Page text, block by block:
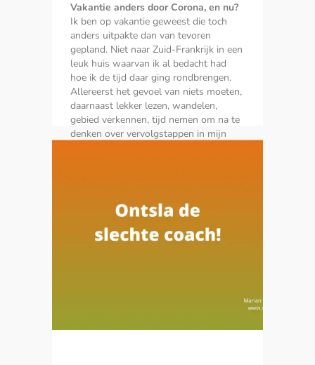
Vakantie anders door Corona, en nu?
Ik ben op vakantie geweest die toch
anders uitpakte dan van tevoren
gepland. Niet naar Zuid-Frankrijk in een
leuk huis waarvan ik al bedacht had
hoe ik de tijd daar ging rondbrengen.
Allereerst het gevoel van niets moeten,
daarnaast lekker lezen, wandelen,
gebied verkennen, tijd nemen om na te
denken over vervolgstappen in mijn
LEES MEER